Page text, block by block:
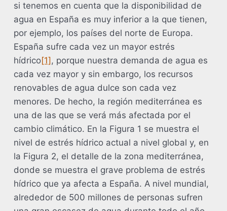
si tenemos en cuenta que la disponibilidad de
agua en España es muy inferior a la que tienen,
por ejemplo, los países del norte de Europa.
España sufre cada vez un mayor estrés
hídrico[1], porque nuestra demanda de agua es
cada vez mayor y sin embargo, los recursos
renovables de agua dulce son cada vez
menores. De hecho, la región mediterránea es
una de las que se verá más afectada por el
cambio climático. En la Figura 1 se muestra el
nivel de estrés hídrico actual a nivel global y, en
la Figura 2, el detalle de la zona mediterránea,
donde se muestra el grave problema de estrés
hídrico que ya afecta a España. A nivel mundial,
alrededor de 500 millones de personas sufren